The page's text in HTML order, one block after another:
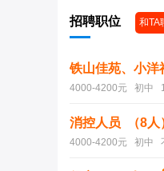
招聘职位 和TA
铁山佳苑、小洋
4000-4200元 初中
消控人员 （8人
4000-4200元 初中